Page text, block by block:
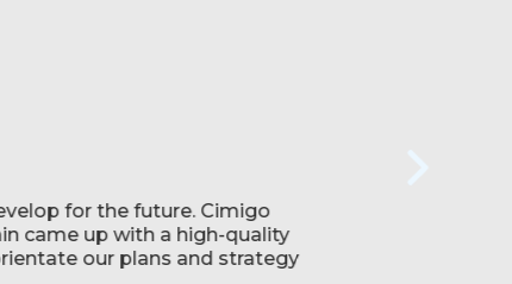
for the future. Cimigo
came up with a high-quality
our plans and strategy